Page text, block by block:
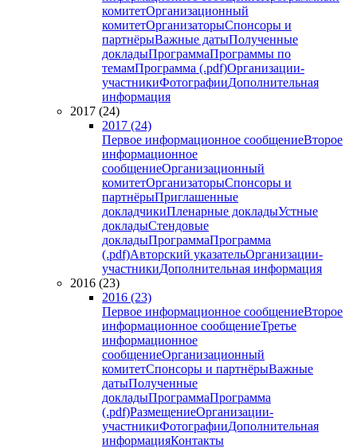
комитетОрганизационный
комитетОрганизаторыСпонсоры и
партнёрыВажные датыПолученные
докладыПрограммаПрограммы по
темамПрограмма (.pdf)Организации-
участникиФотографииДополнительная
информация
2017 (24)
2017 (24)
Первое информационное сообщениеВторое
информационное
сообщениеОрганизационный
комитетОрганизаторыСпонсоры и
партнёрыПриглашенные
докладчикиПленарные докладыУстные
докладыСтендовые
докладыПрограммаПрограмма
(.pdf)Авторский указательОрганизации-
участникиДополнительная информация
2016 (23)
2016 (23)
Первое информационное сообщениеВторое
информационное сообщениеТретье
информационное
сообщениеОрганизационный
комитетСпонсоры и партнёрыВажные
датыПолученные
докладыПрограммаПрограмма
(.pdf)РазмещениеОрганизации-
участникиФотографииДополнительная
информацияКонтакты